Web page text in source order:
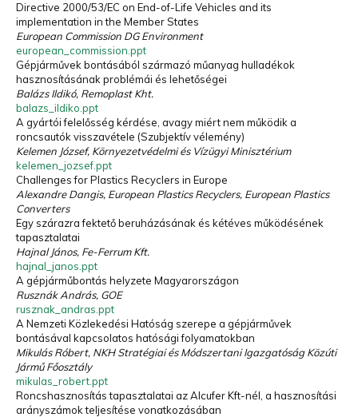
Directive 2000/53/EC on End-of-Life Vehicles and its
implementation in the Member States
European Commission DG Environment
european_commission.ppt
Gépjárművek bontásából származó műanyag hulladékok
hasznosításának problémái és lehetőségei
Balázs Ildikó, Remoplast Kht.
balazs_ildiko.ppt
A gyártói felelősség kérdése, avagy miért nem működik a
roncsautók visszavétele (Szubjektív vélemény)
Kelemen József, Környezetvédelmi és Vízügyi Minisztérium
kelemen_jozsef.ppt
Challenges for Plastics Recyclers in Europe
Alexandre Dangis, European Plastics Recyclers, European Plastics
Converters
Egy szárazra fektető beruházásának és kétéves működésének
tapasztalatai
Hajnal János, Fe-Ferrum Kft.
hajnal_janos.ppt
A gépjárműbontás helyzete Magyarországon
Rusznák András, GOE
rusznak_andras.ppt
A Nemzeti Közlekedési Hatóság szerepe a gépjárművek
bontásával kapcsolatos hatósági folyamatokban
Mikulás Róbert, NKH Stratégiai és Módszertani Igazgatóság Közúti
Jármű Főosztály
mikulas_robert.ppt
Roncshasznosítás tapasztalatai az Alcufer Kft-nél, a hasznosítási
arányszámok teljesítése vonatkozásában